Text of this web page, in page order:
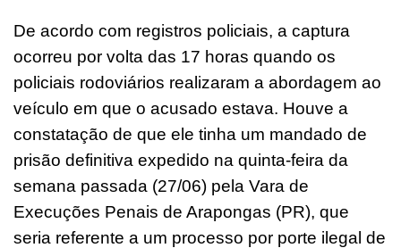
De acordo com registros policiais, a captura
ocorreu por volta das 17 horas quando os
policiais rodoviários realizaram a abordagem ao
veículo em que o acusado estava. Houve a
constatação de que ele tinha um mandado de
prisão definitiva expedido na quinta-feira da
semana passada (27/06) pela Vara de
Execuções Penais de Arapongas (PR), que
seria referente a um processo por porte ilegal de